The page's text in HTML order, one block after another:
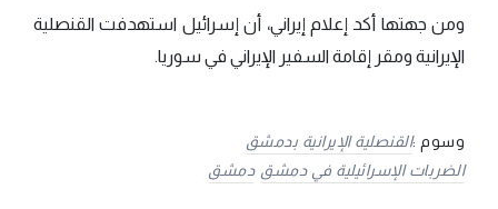
ومن جهتها أكد إعلام إيراني، أن إسرائيل استهدفت القنصلية
الإيرانية ومقر إقامة السفير الإيراني في سوريا.
وسوم :القنصلية الإيرانية بدمشق
الضربات الإسرائيلية في دمشق دمشق